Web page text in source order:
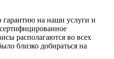
гарантию на наши услуги и
располагаются во всех
близко добираться на